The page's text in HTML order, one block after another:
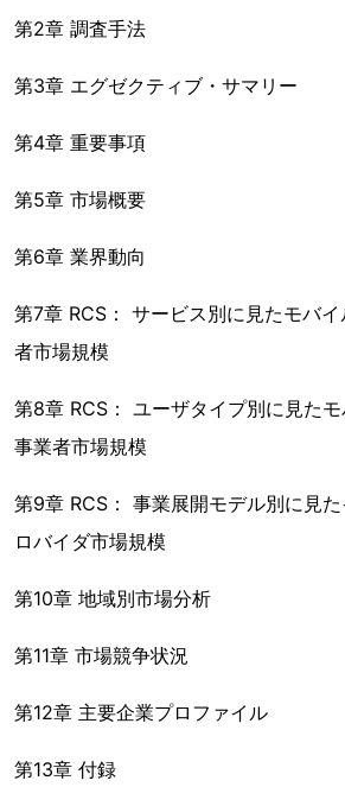
第2章 調査手法
第3章 エグゼクティブ・サマリー
第4章 重要事項
第5章 市場概要
第6章 業界動向
第7章 RCS： サービス別に見たモバ
者市場規模
第8章 RCS： ユーザタイプ別に見た
事業者市場規模
第9章 RCS： 事業展開モデル別に見
ロバイダ市場規模
第10章 地域別市場分析
第11章 市場競争状況
第12章 主要企業プロファイル
第13章 付録